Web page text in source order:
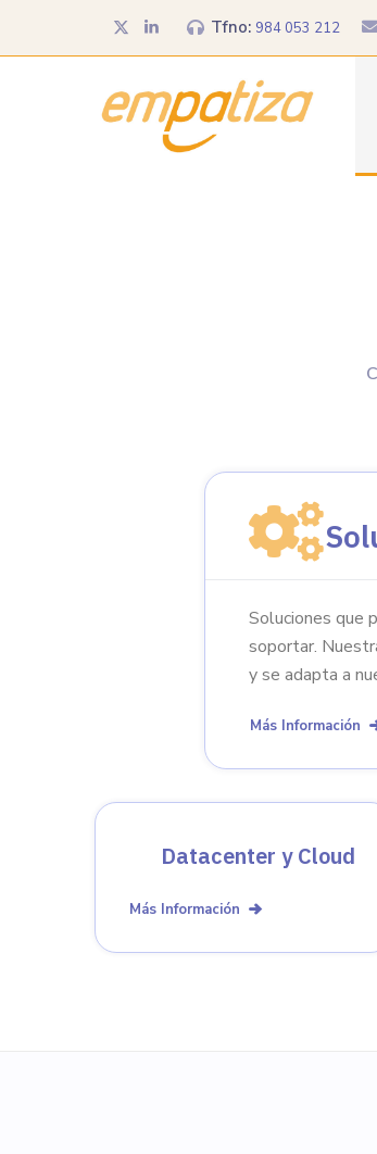
Tfno: 984 053 212
Soluciones que
soportar.
y se adapta a
Más Información
Datacenter y Cloud
Más Información